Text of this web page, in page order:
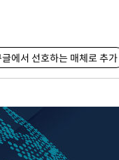
에서 선호하는 매체로 추가